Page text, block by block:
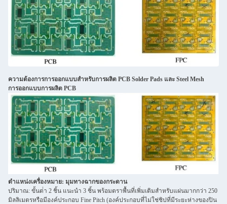
ความต้องการการออกแบบสําหรับการผลิต PCB Solder Pads และ Steel Mesh
การออกแบบการผลิต PCB
ตําแหน่งเครื่องหมาย: มุมทางฉากของกระดาน
ปริมาณ: ขั้นต่ํา 2 ชิ้น แนะนํา 3 ชิ้น พร้อมตราพื้นที่เพิ่มเติมสําหรับแผ่นมากกว่า 250
มิลลิเมตรหรือมีองค์ประกอบ Fine Pitch (องค์ประกอบที่ไม่ใช่ชิปที่มีระยะห่างของปิน